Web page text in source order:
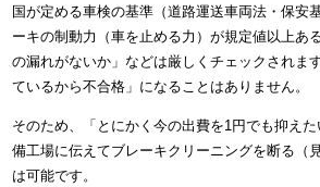
国が定める車検の基準（道路運送車両法・保安
ーキの制動力（車を止める力）が規定値以上あ
の漏れがないか」などは厳しくチェックされま
ているから不合格」になることはありません。
そのため、「とにかく今の出費を1円でも抑え
備工場に伝えてブレーキクリーニングを断る（
は可能です。